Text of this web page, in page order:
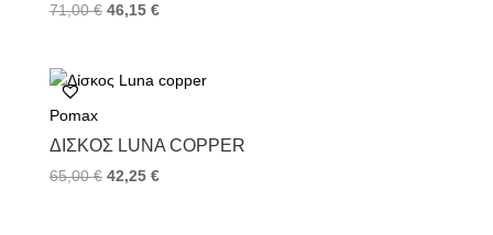
71,00€ 46,15 €
Pomax
ΔΊΣΚΟΣ LUNA COPPER
65,00€ 42,25 €